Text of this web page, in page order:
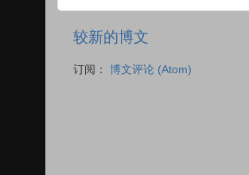
较新的博文
订阅： 博文评论 (Atom)